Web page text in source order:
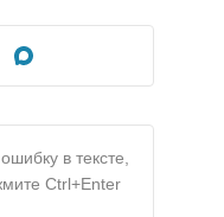
в тексте,
Ctrl+Enter